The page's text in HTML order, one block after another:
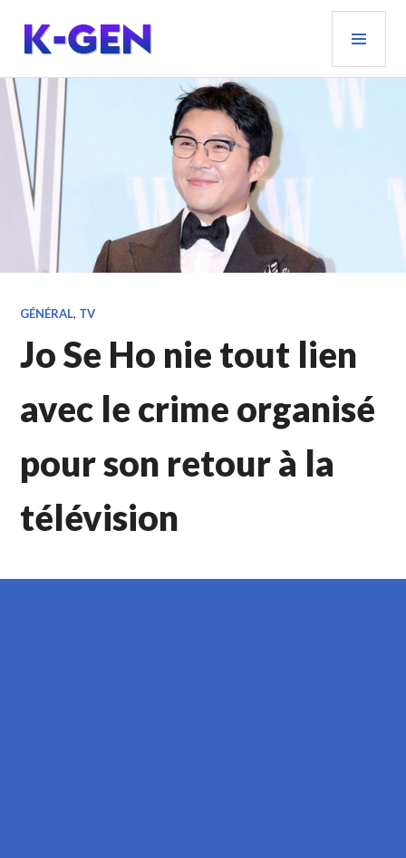
contenu
principal
K-GEN
GÉNÉRAL, TV
Jo Se Ho nie tout lien
avec le crime organisé
pour son retour à la
télévision